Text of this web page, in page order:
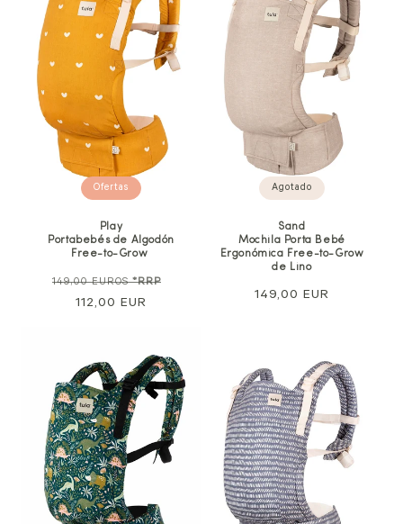
Ofertas
Play
Portabebés de Algodón
Free-to-Grow
Precio
normal
149,00 EUROS*RRP
112,00 EUR
Agotado
Sand
Mochila Porta Bebé
Ergonómica Free-to-Grow
de Lino
Precio
149,00 EUR